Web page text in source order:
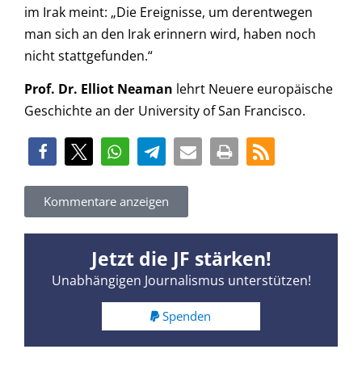
im Irak meint: „Die Ereignisse, um derentwegen
man sich an den Irak erinnern wird, haben noch
nicht stattgefunden.“
Prof. Dr. Elliot Neaman lehrt Neuere europäische
Geschichte an der University of San Francisco.
Kommentare anzeigen
Jetzt die JF stärken!
Unabhängigen Journalismus unterstützen!
Spenden